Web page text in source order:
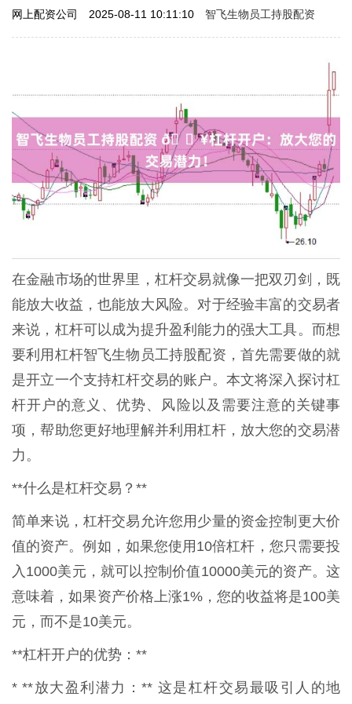
网上配资公司 2025-08-11 10:11:10 智飞生物员工持股配资
在金融市场的世界里，杠杆交易就像一把双刃剑，既
能放大收益，也能放大风险。对于经验丰富的交易者
来说，杠杆可以成为提升盈利能力的强大工具。而想
要利用杠杆智飞生物员工持股配资，首先需要做的就
是开立一个支持杠杆交易的账户。本文将深入探讨杠
杆开户的意义、优势、风险以及需要注意的关键事
项，帮助您更好地理解并利用杠杆，放大您的交易潜
力。
**什么是杠杆交易？**
简单来说，杠杆交易允许您用少量的资金控制更大价
值的资产。例如，如果您使用10倍杠杆，您只需要投
入1000美元，就可以控制价值10000美元的资产。这
意味着，如果资产价格上涨1%，您的收益将是100美
元，而不是10美元。
**杠杆开户的优势：**
* **放大盈利潜力：** 这是杠杆交易最吸引人的地